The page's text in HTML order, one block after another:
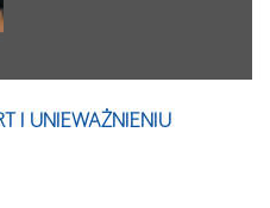
I UNIEWAŻNIENIU